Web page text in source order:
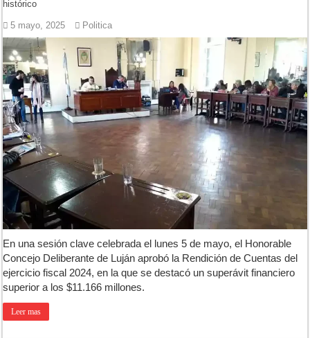
histórico
5 mayo, 2025 Politica
En una sesión clave celebrada el lunes 5 de mayo, el Honorable
Concejo Deliberante de Luján aprobó la Rendición de Cuentas del
ejercicio fiscal 2024, en la que se destacó un superávit financiero
superior a los $11.166 millones.
Leer mas